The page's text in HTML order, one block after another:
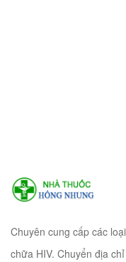
Chuyên cung cấp các
chữa HIV. Chuyển địa